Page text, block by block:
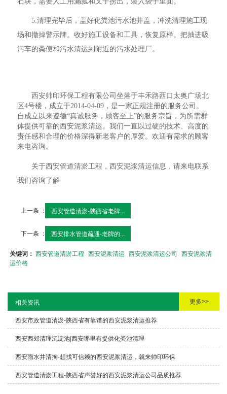
5.清理完毕后，盖好化粪池污水池井盖，冲洗清理施工现
场和撤掉警示牌。收好施工设备和工具，恢复原样。把抽进吸
污车的粪便和污水清运到附近的污水处理厂。
西安帅印环保工程有限公司坐落于丰禾路西口太奥广场北
区4号楼，成立于2014-04-09，是一家正规注册的服务公司。
自成立以来遵循“真诚服务，顾客至上”的服务宗旨，为所需群
体提供可靠的西安泥浆清运。我们一直以过硬的技术、高度的
责任感和合理的价格深得新老客户的厚爱。欢迎有需求的顾客
来电咨询。
关于西安管道清淤工程，西安泥浆清运信息，请来电联系
我们咨询了解
上一条 ： 西安管道清淤-陕西省老牌...
下一条 ： 西安排水管道疏通-老牌的...
关键词：西安管道清淤工程 西安泥浆清运 西安泥浆清运公司
西安泥浆清
运价格
相关资讯 更多>>
西安市政管道清淤-陕西省有靠谱的西安泥浆清运推荐
西安西郊清理沉淀池|西安哪里有提供化粪池清理
西安雨水井清掏-想找可信赖的西安泥浆清运，就来帅印环保
西安管道清淤工程-陕西省声誉好的西安泥浆清运公司品质推荐